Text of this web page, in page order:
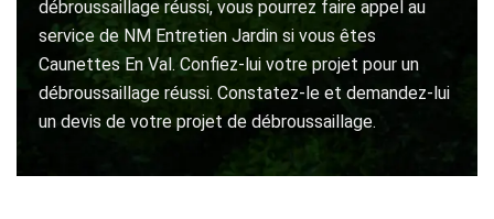
débroussaillage réussi, vous pourrez faire appel au
service de NM Entretien Jardin si vous êtes
Caunettes En Val. Confiez-lui votre projet pour un
débroussaillage réussi. Constatez-le et demandez-lui
un devis de votre projet de débroussaillage.